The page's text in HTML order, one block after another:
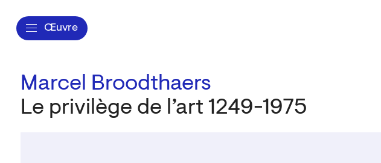
Œuvre
Marcel Broodthaers
Le privilège de l’art 1249-1975